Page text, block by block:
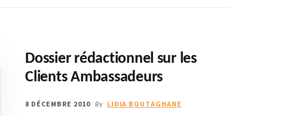
Dossier rédactionnel sur les
Clients Ambassadeurs
8 DÉCEMBRE 2010 By LIDIA BOUTAGHANE